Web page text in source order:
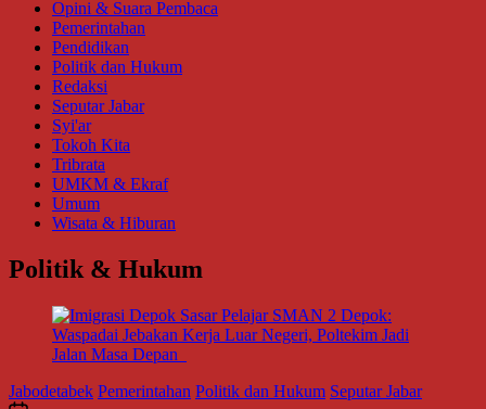
Opini & Suara Pembaca
Pemerintahan
Pendidikan
Politik dan Hukum
Redaksi
Seputar Jabar
Syi'ar
Tokoh Kita
Tribrata
UMKM & Ekraf
Umum
Wisata & Hiburan
Politik & Hukum
Jabodetabek Pemerintahan Politik dan Hukum Seputar Jabar